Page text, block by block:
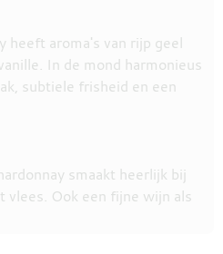
heeft aroma's van rijp geel
In de mond harmonieus
subtiele frisheid en een
smaakt heerlijk bij
vlees. Ook een fijne wijn als